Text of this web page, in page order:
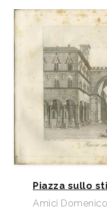
Piazza sullo
Amici